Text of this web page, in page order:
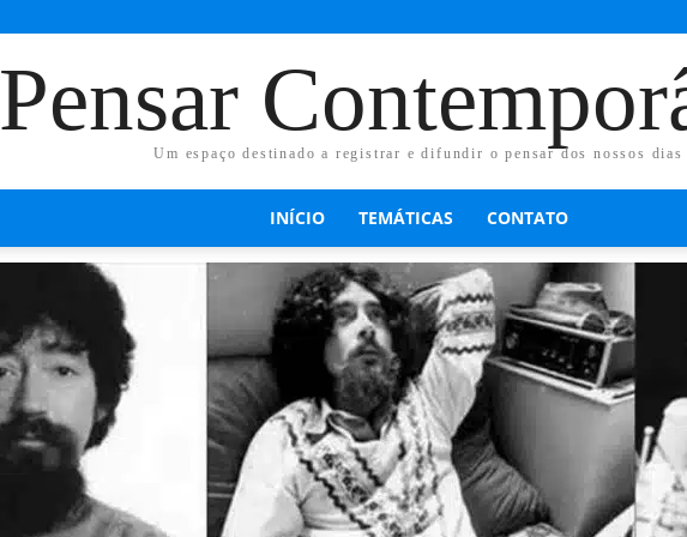
Pensar
Um espaço destinado a registrar e difundir o pensar dos nossos dias
INÍCIO TEMÁTICAS CONTATO